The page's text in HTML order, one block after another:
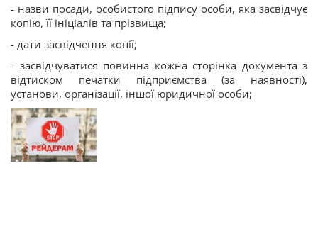
- назви посади, особистого підпису особи, яка засвідчує
копію, її ініціалів та прізвища;
- дати засвідчення копії;
- засвідчуватися повинна кожна сторінка документа з
відтиском печатки підприємства (за наявності),
установи, організації, іншої юридичної особи;